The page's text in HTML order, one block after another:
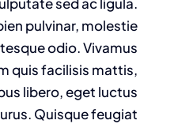
pulvinar, molestie
odio. Vivamus
quis facilisis mattis,
libero, eget luctus
Quisque feugiat